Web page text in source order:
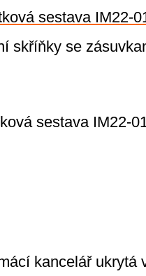
skříňky se
kancelář ukrytá